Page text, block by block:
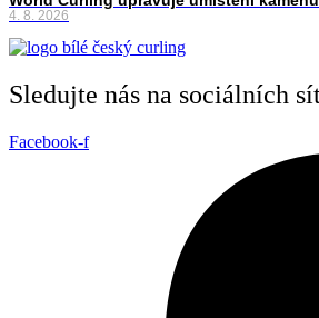
4. 8. 2026
Sledujte nás na sociálních
Facebook-f